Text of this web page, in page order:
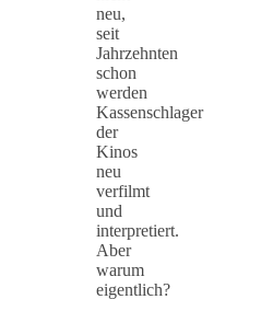
neu,
seit
Jahrzehnten
schon
werden
Kassenschlager
der
Kinos
neu
verfilmt
und
interpretiert.
Aber
warum
eigentlich?